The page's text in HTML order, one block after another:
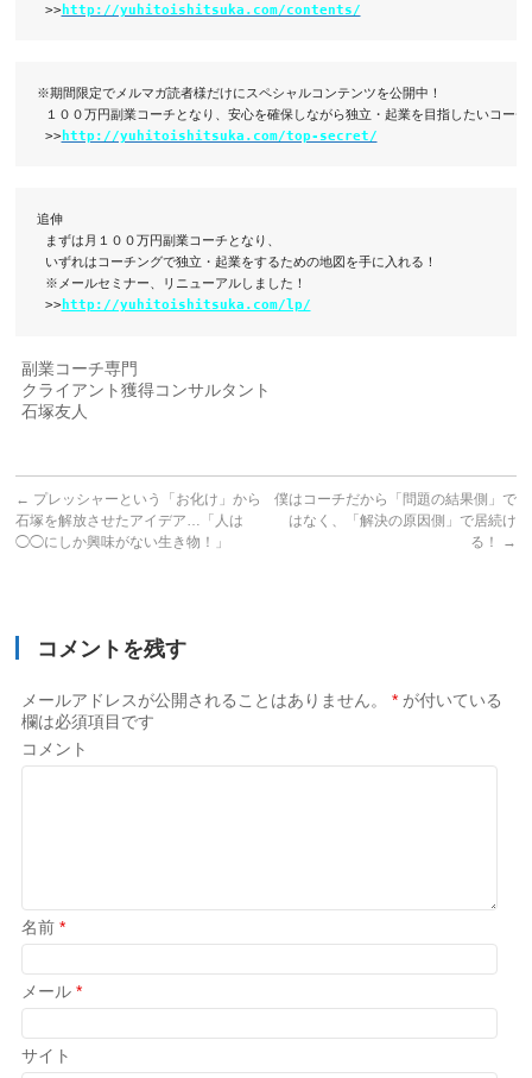
>>http://yuhitoishitsuka.com/contents/
※期間限定でメルマガ読者様だけにスペシャルコンテンツを公開中！
１００万円副業コーチとなり、安心を確保しながら独立・起業を目指したいコーチ
>>http://yuhitoishitsuka.com/top-secret/
追伸
まずは月１００万円副業コーチとなり、
いずれはコーチングで独立・起業をするための地図を手に入れる！
※メールセミナー、リニューアルしました！
>>http://yuhitoishitsuka.com/lp/
副業コーチ専門
クライアント獲得コンサルタント
石塚友人
← プレッシャーという「お化け」から
石塚を解放させたアイデア…「人は
◯◯にしか興味がない生き物！」
僕はコーチだから「問題の結果側」で
はなく、「解決の原因側」で居続け
る！
→
コメントを残す
メールアドレスが公開されることはありません。 * が付いている
欄は必須項目です
コメント
名前*
メール*
サイト